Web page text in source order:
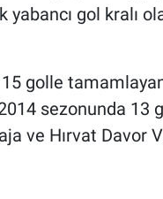
gol kralı
golle
sezonunda 13
ve Hırvat Davor